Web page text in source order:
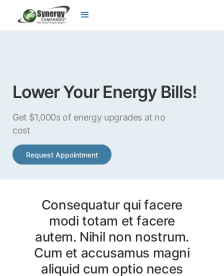
Lower Your Energy Bills!
Get $1,000s of energy upgrades at no
cost
Request Appointment
Consequatur qui facere
modi totam et facere
autem. Nihil non nostrum.
Cum et accusamus magni
aliquid cum optio neces